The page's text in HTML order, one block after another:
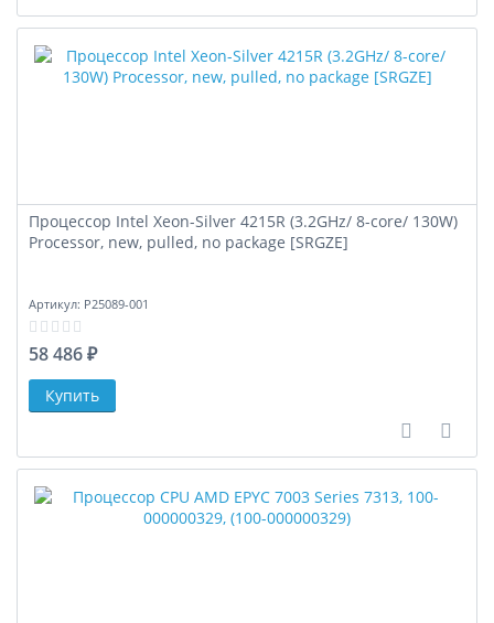
Процессор Intel Xeon-Silver 4215R (3.2GHz/ 8-core/ 130W)
Processor, new, pulled, no package [SRGZE]
Артикул: P25089-001
58 486 ₽
В В